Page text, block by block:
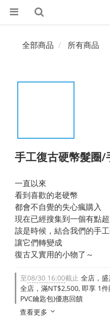
全部商品 所有商品
手工復古硬幣髮圈/
一直以來
看到喜歡的老硬幣
都會不自覺的失心瘋購入
現在已經搜集到一個有點
該是時候，結合我們的手
讓它們轉變成
復古又實用的小物了～
至08/30 16:00截止 全店，
全店，滿NT$2,500, 即享 1
PVC鑰匙包)優惠回饋
查看更多